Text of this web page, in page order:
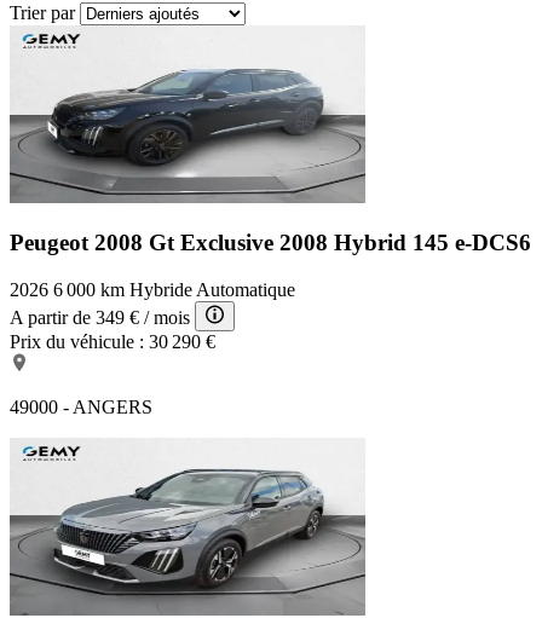
Trier par
Peugeot 2008 Gt Exclusive 2008 Hybrid 145 e-DCS6
2026 6 000 km Hybride Automatique
A partir de 349 € / mois
Prix du véhicule : 30 290 €
49000 - ANGERS